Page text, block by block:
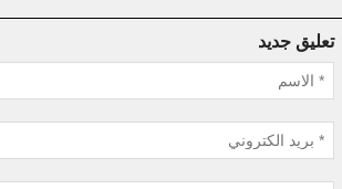
تعليق جديد